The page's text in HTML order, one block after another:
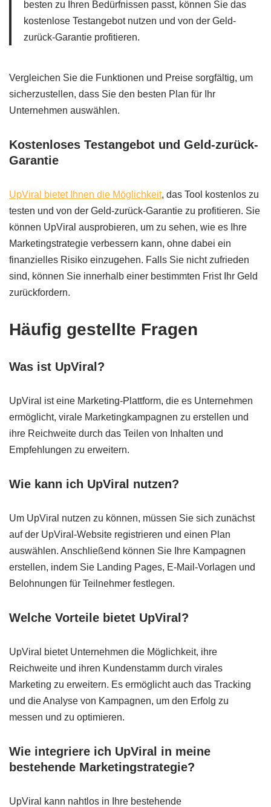
besten zu Ihren Bedürfnissen passt, können Sie das
kostenlose Testangebot nutzen und von der Geld-
zurück-Garantie profitieren.
Vergleichen Sie die Funktionen und Preise sorgfältig, um
sicherzustellen, dass Sie den besten Plan für Ihr
Unternehmen auswählen.
Kostenloses Testangebot und Geld-zurück-
Garantie
UpViral bietet Ihnen die Möglichkeit, das Tool kostenlos zu
testen und von der Geld-zurück-Garantie zu profitieren. Sie
können UpViral ausprobieren, um zu sehen, wie es Ihre
Marketingstrategie verbessern kann, ohne dabei ein
finanzielles Risiko einzugehen. Falls Sie nicht zufrieden
sind, können Sie innerhalb einer bestimmten Frist Ihr Geld
zurückfordern.
Häufig gestellte Fragen
Was ist UpViral?
UpViral ist eine Marketing-Plattform, die es Unternehmen
ermöglicht, virale Marketingkampagnen zu erstellen und
ihre Reichweite durch das Teilen von Inhalten und
Empfehlungen zu erweitern.
Wie kann ich UpViral nutzen?
Um UpViral nutzen zu können, müssen Sie sich zunächst
auf der UpViral-Website registrieren und einen Plan
auswählen. Anschließend können Sie Ihre Kampagnen
erstellen, indem Sie Landing Pages, E-Mail-Vorlagen und
Belohnungen für Teilnehmer festlegen.
Welche Vorteile bietet UpViral?
UpViral bietet Unternehmen die Möglichkeit, ihre
Reichweite und ihren Kundenstamm durch virales
Marketing zu erweitern. Es ermöglicht auch das Tracking
und die Analyse von Kampagnen, um den Erfolg zu
messen und zu optimieren.
Wie integriere ich UpViral in meine
bestehende Marketingstrategie?
UpViral kann nahtlos in Ihre bestehende